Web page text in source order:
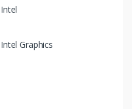
Intel
Intel Graphics